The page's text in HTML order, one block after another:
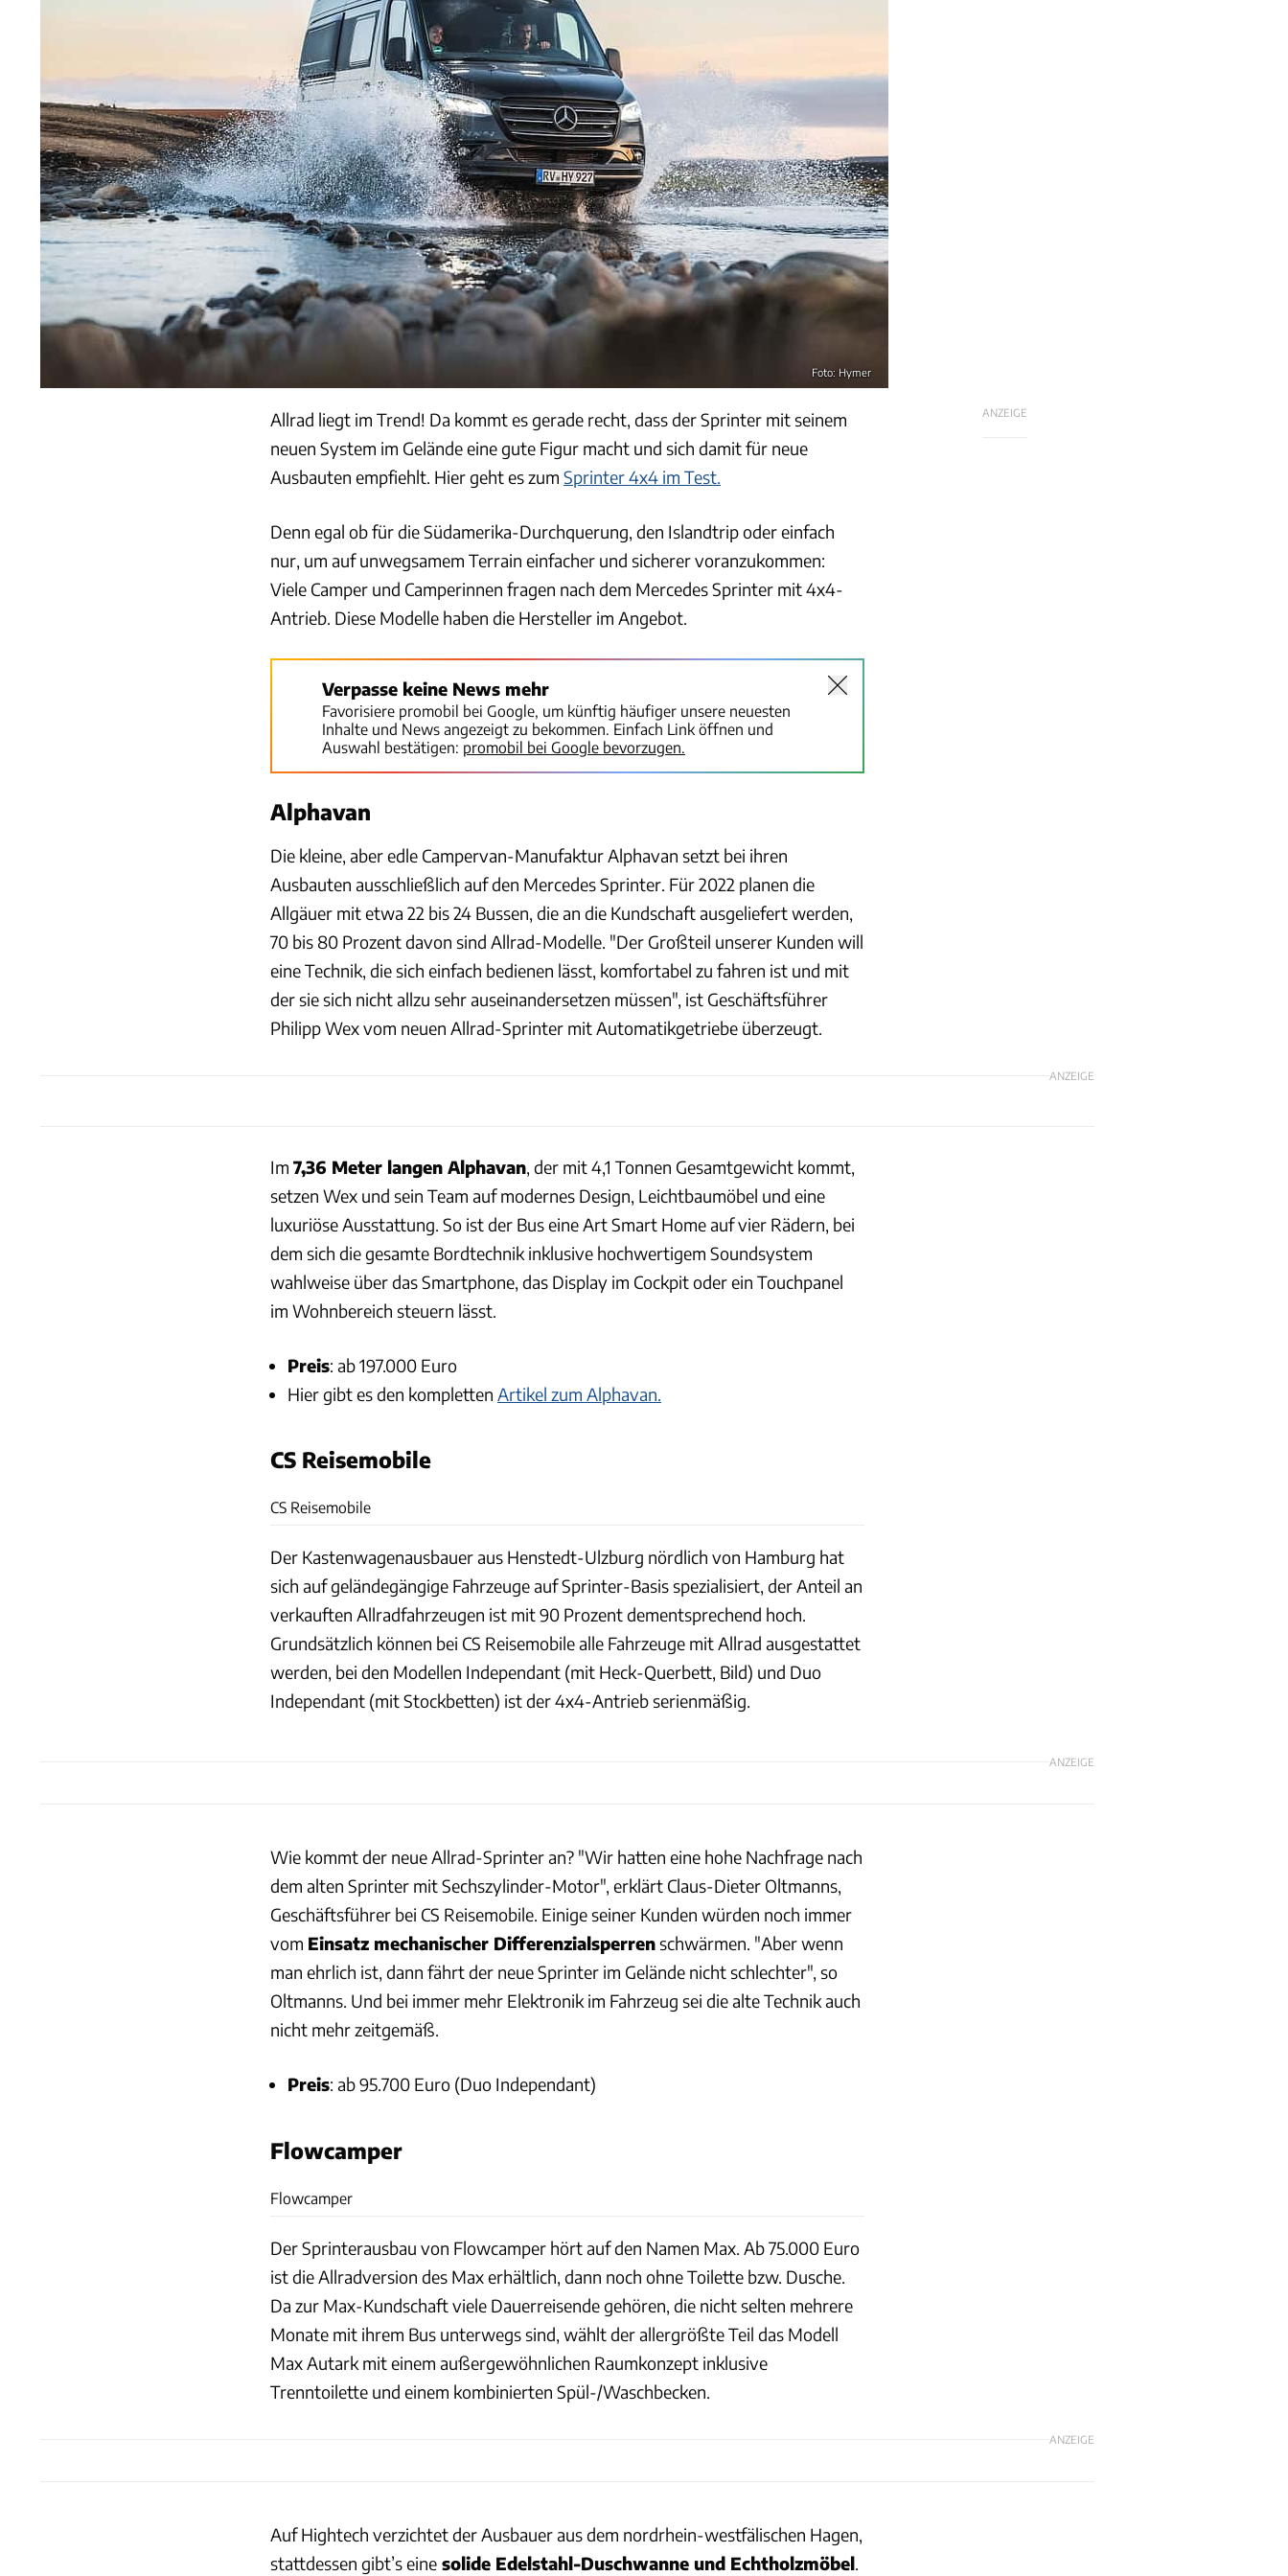
Foto: Hymer
ANZEIGE
Allrad liegt im Trend! Da kommt es gerade recht, dass der Sprinter mit seinem
neuen System im Gelände eine gute Figur macht und sich damit für neue
Ausbauten empfiehlt. Hier geht es zum Sprinter 4x4 im Test.
Denn egal ob für die Südamerika-Durchquerung, den Islandtrip oder einfach
nur, um auf unwegsamem Terrain einfacher und sicherer voranzukommen:
Viele Camper und Camperinnen fragen nach dem Mercedes Sprinter mit 4x4-
Antrieb. Diese Modelle haben die Hersteller im Angebot.
Verpasse keine News mehr
Favorisiere promobil bei Google, um künftig häufiger unsere neuesten
Inhalte und News angezeigt zu bekommen. Einfach Link öffnen und
Auswahl bestätigen: promobil bei Google bevorzugen.
Alphavan
Die kleine, aber edle Campervan-Manufaktur Alphavan setzt bei ihren
Ausbauten ausschließlich auf den Mercedes Sprinter. Für 2022 planen die
Allgäuer mit etwa 22 bis 24 Bussen, die an die Kundschaft ausgeliefert werden,
70 bis 80 Prozent davon sind Allrad-Modelle. "Der Großteil unserer Kunden will
eine Technik, die sich einfach bedienen lässt, komfortabel zu fahren ist und mit
der sie sich nicht allzu sehr auseinandersetzen müssen", ist Geschäftsführer
Philipp Wex vom neuen Allrad-Sprinter mit Automatikgetriebe überzeugt.
ANZEIGE
Im 7,36 Meter langen Alphavan , der mit 4,1 Tonnen Gesamtgewicht kommt,
setzen Wex und sein Team auf modernes Design, Leichtbaumöbel und eine
luxuriöse Ausstattung. So ist der Bus eine Art Smart Home auf vier Rädern, bei
dem sich die gesamte Bordtechnik inklusive hochwertigem Soundsystem
wahlweise über das Smartphone, das Display im Cockpit oder ein Touchpanel
im Wohnbereich steuern lässt.
Preis: ab 197.000 Euro
Hier gibt es den kompletten Artikel zum Alphavan.
CS Reisemobile
CS Reisemobile
Der Kastenwagenausbauer aus Henstedt-Ulzburg nördlich von Hamburg hat
sich auf geländegängige Fahrzeuge auf Sprinter-Basis spezialisiert, der Anteil an
verkauften Allradfahrzeugen ist mit 90 Prozent dementsprechend hoch.
Grundsätzlich können bei CS Reisemobile alle Fahrzeuge mit Allrad ausgestattet
werden, bei den Modellen Independant (mit Heck-Querbett, Bild) und Duo
Independant (mit Stockbetten) ist der 4x4-Antrieb serienmäßig.
ANZEIGE
Wie kommt der neue Allrad-Sprinter an? "Wir hatten eine hohe Nachfrage nach
dem alten Sprinter mit Sechszylinder-Motor", erklärt Claus-Dieter Oltmanns,
Geschäftsführer bei CS Reisemobile. Einige seiner Kunden würden noch immer
vom Einsatz mechanischer Differenzialsperrenschwärmen. "Aber wenn
man ehrlich ist, dann fährt der neue Sprinter im Gelände nicht schlechter", so
Oltmanns. Und bei immer mehr Elektronik im Fahrzeug sei die alte Technik auch
nicht mehr zeitgemäß.
Preis: ab 95.700 Euro (Duo Independant)
Flowcamper
Flowcamper
Der Sprinterausbau von Flowcamper hört auf den Namen Max. Ab 75.000 Euro
ist die Allradversion des Max erhältlich, dann noch ohne Toilette bzw. Dusche.
Da zur Max-Kundschaft viele Dauerreisende gehören, die nicht selten mehrere
Monate mit ihrem Bus unterwegs sind, wählt der allergrößte Teil das Modell
Max Autark mit einem außergewöhnlichen Raumkonzept inklusive
Trenntoilette und einem kombinierten Spül-/Waschbecken.
ANZEIGE
Auf Hightech verzichtet der Ausbauer aus dem nordrhein-westfälischen Hagen,
stattdessen gibt’s eine solide Edelstahl-Duschwanne und Echtholzmöbel.